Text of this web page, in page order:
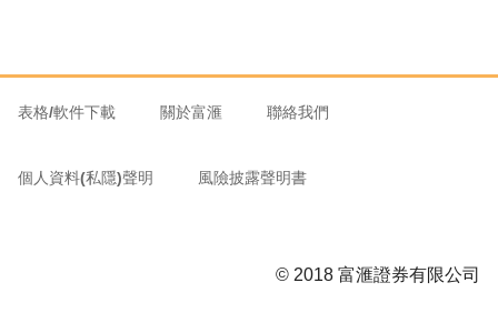
表格/軟件下載 關於富滙 聯絡我們
個人資料(私隱)聲明 風險披露聲明書
© 2018 富滙證券有限公司